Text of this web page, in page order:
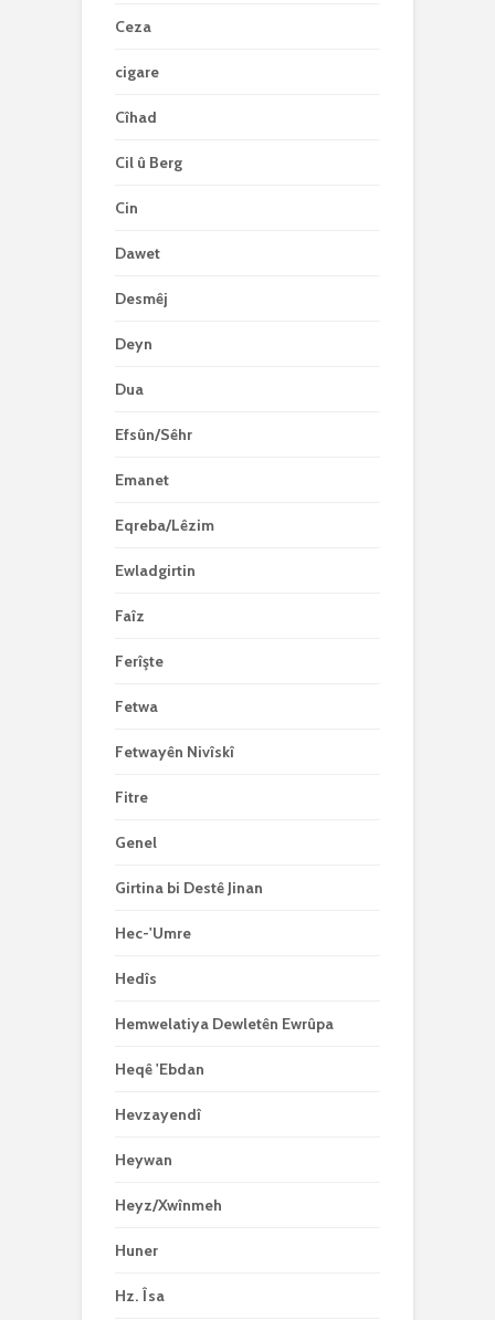
Ceza
cigare
Cîhad
Cil û Berg
Cin
Dawet
Desmêj
Deyn
Dua
Efsûn/Sêhr
Emanet
Eqreba/Lêzim
Ewladgirtin
Faîz
Ferîşte
Fetwa
Fetwayên Nivîskî
Fitre
Genel
Girtina bi Destê Jinan
Hec-'Umre
Hedîs
Hemwelatiya Dewletên Ewrûpa
Heqê 'Ebdan
Hevzayendî
Heywan
Heyz/Xwînmeh
Huner
Hz. Îsa